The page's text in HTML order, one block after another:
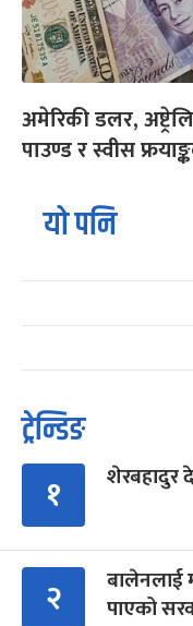
अमेरिकी डलर,
पाउण्ड र स्वीस
यो पनि
ट्रेन्डिङ
१ शेरबहादुर
२
बालेनलाई
पाएको